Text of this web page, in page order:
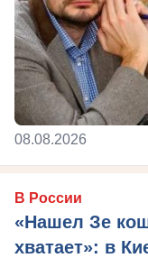
08.08.2026
В России
«Нашел Зе
хватает»: в